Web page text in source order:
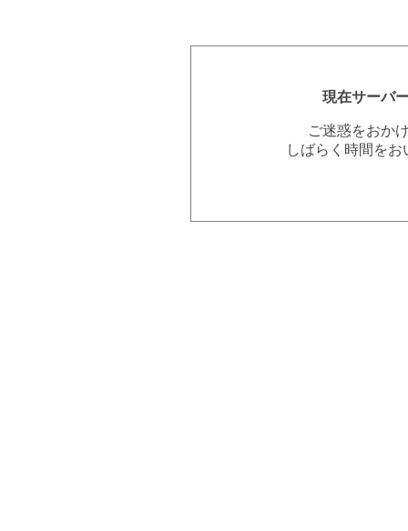
現在サーバ
ご迷惑をおか
しばらく時間を